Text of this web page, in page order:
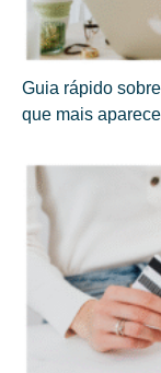
Guia rápido
que mais